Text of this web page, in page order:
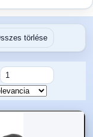
törlése